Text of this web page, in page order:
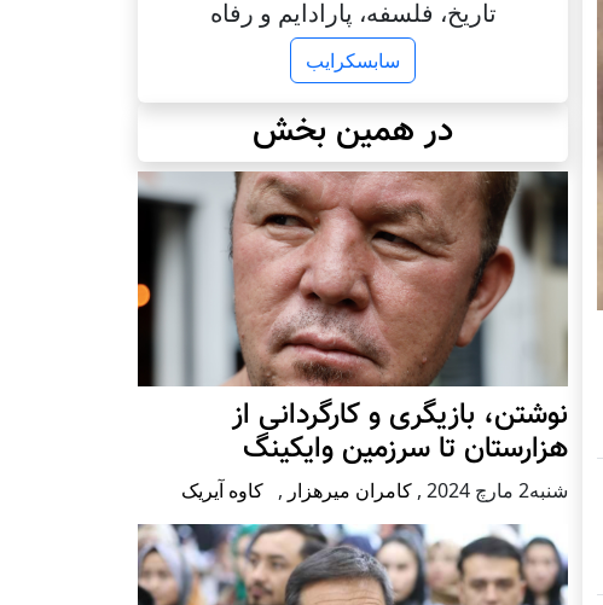
تاریخ، فلسفه، پارادایم و رفاه
سابسکرایب
در همین بخش
نوشتن، بازیگری و کارگردانی از
هزارستان تا سرزمین وایکینگ
شنبه2 مارچ 2024 , کامران میرهزار , کاوه آیریک